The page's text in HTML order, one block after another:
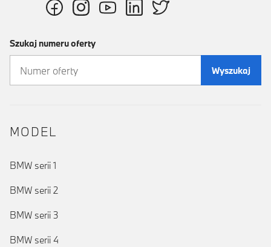
Szukaj numeru oferty
Wyszukaj
MODEL
BMW serii 1
BMW serii 2
BMW serii 3
BMW serii 4